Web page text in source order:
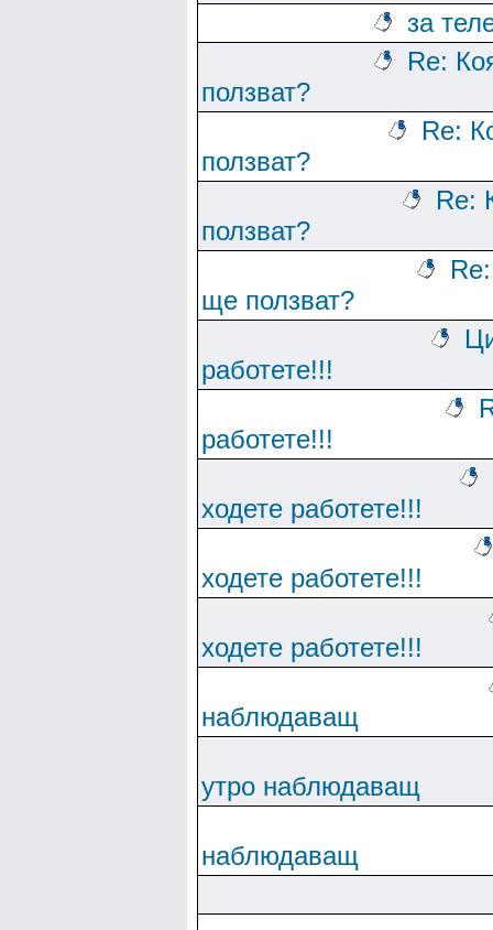
за
Re:
ползват?
Re:
ползват?
Re:
ползват?
ще ползват?
работете!!!
работете!!!
ходете работете!!!
ходете работете!!!
ходете работете!!!
наблюдаващ
утро наблюдаващ
наблюдаващ